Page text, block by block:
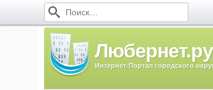
Любернет.ру
Интернет-Портал городского